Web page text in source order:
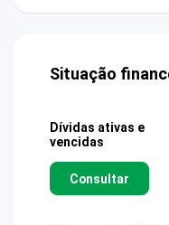
Situação
Dívidas ativas e
vencidas
Consultar